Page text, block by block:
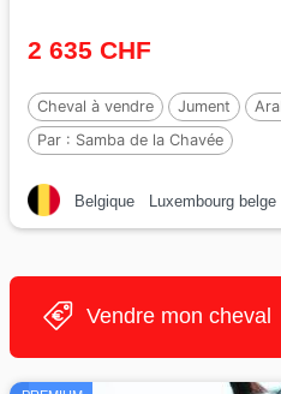
2 635 CHF
Cheval à vendre Jument
Par : Samba de la Chavée
Belgique Luxembourg belge
Vendre mon cheval